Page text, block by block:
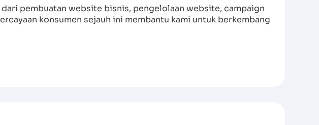
pembuatan website bisnis, pengelolaan website, campaign
konsumen sejauh ini membantu kami untuk berkembang